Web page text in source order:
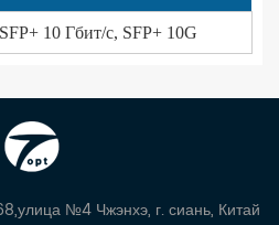
10 Гбит/с, SFP+ 10G
№4 Чжэнхэ, г. сиань, Китай